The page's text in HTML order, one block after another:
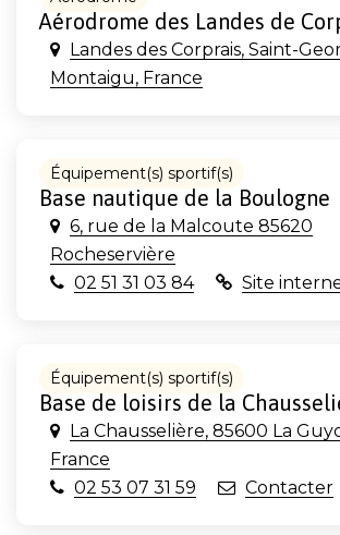
Aérodrome des Landes de
Landes des Corprais, Saint-
Montaigu, France
Équipement(s) sportif(s)
Base nautique de la Boulogne
6, rue de la Malcoute 85620
Rocheservière
02 51 31 03 84
Site
Équipement(s) sportif(s)
Base de loisirs de la
La Chausselière, 85600 La
France
02 53 07 31 59
Contacter